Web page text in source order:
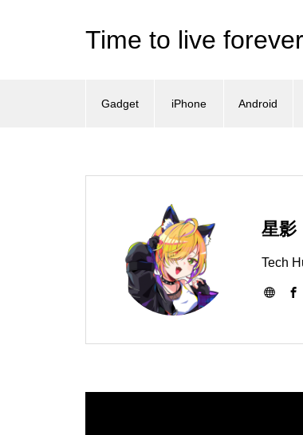
Time to live forever
Gadget iPhone Android
星影
Tech